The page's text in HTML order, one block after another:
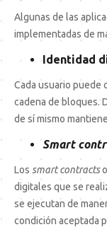
Algunas de las
implementadas de
Identidad
Cada usuario puede
cadena de bloques.
de sí mismo
Smart
Los smart contracts
digitales que se
se ejecutan de
condición aceptada